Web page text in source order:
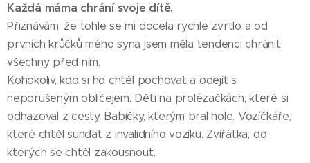
Každá máma chrání svoje dítě.
Přiznávám, že tohle se mi docela rychle zvrtlo a od
prvních krůčků mého syna jsem měla tendenci chránit
všechny před ním.
Kohokoliv, kdo si ho chtěl pochovat a odejít s
neporušeným obličejem. Děti na prolézačkách, které si
odhazoval z cesty. Babičky, kterým bral hole. Vozíčkáře,
které chtěl sundat z invalidního vozíku. Zvířátka, do
kterých se chtěl zakousnout.